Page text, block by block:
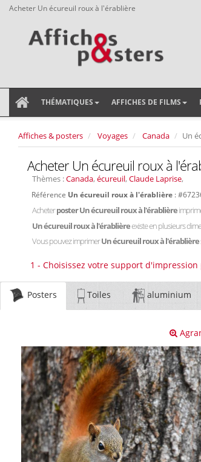
Acheter Un écureuil roux à l'érablière
THÉMATIQUES AFFICHES DE FILMS
Affiches & posters Voyages Canada Un
Acheter Un écureuil roux à
Thèmes :Canada, écureuil, Claude Laprise,
Référence Un écureuil roux à l'érablière :
Acheterposter Un écureuil roux à l'érablière
Un écureuil roux à l'érablièreexiste en plusieurs
Vous pouvez imprimerUn écureuil roux à l'érablière
1 - Choisissez votre support
Posters Toiles aluminium